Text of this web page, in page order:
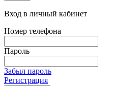
Вход в личный кабинет
Номер телефона
Пароль
Забыл пароль
Регистрация